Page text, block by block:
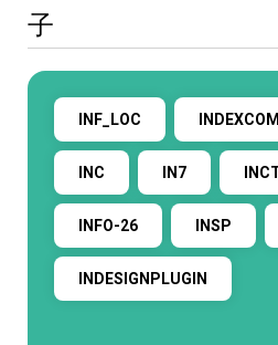
子
INF_LOC
INC IN7
INFO-26 INSP
INDESIGNPLUGIN